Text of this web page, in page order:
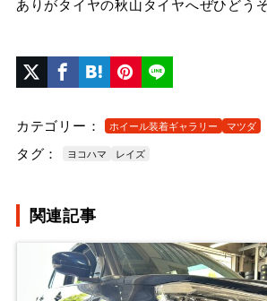
ありがタイヤの秋山タイヤへぜひどう
カテゴリー： ホイール装着ギャラリー マツダ
タグ： ヨコハマ レイズ
関連記事